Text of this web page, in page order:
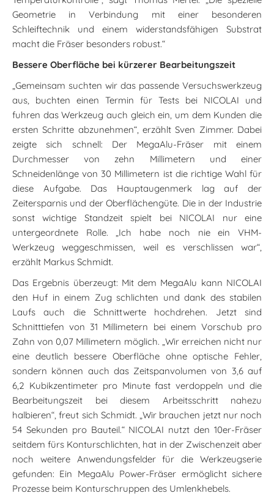
Geometrie in Verbindung mit einer besonderen
Schleiftechnik und einem widerstandsfähigen Substrat
macht die Fräser besonders robust.“
Bessere Oberfläche bei kürzerer Bearbeitungszeit
„Gemeinsam suchten wir das passende Versuchswerkzeug
aus, buchten einen Termin für Tests bei NICOLAI und
fuhren das Werkzeug auch gleich ein, um dem Kunden die
ersten Schritte abzunehmen“, erzählt Sven Zimmer. Dabei
zeigte sich schnell: Der MegaAlu-Fräser mit einem
Durchmesser von zehn Millimetern und einer
Schneidenlänge von 30 Millimetern ist die richtige Wahl für
diese Aufgabe. Das Hauptaugenmerk lag auf der
Zeitersparnis und der Oberflächengüte. Die in der Industrie
sonst wichtige Standzeit spielt bei NICOLAI nur eine
untergeordnete Rolle. „Ich habe noch nie ein VHM-
Werkzeug weggeschmissen, weil es verschlissen war“,
erzählt Markus Schmidt.
Das Ergebnis überzeugt: Mit dem MegaAlu kann NICOLAI
den Huf in einem Zug schlichten und dank des stabilen
Laufs auch die Schnittwerte hochdrehen. Jetzt sind
Schnitttiefen von 31 Millimetern bei einem Vorschub pro
Zahn von 0,07 Millimetern möglich. „Wir erreichen nicht nur
eine deutlich bessere Oberfläche ohne optische Fehler,
sondern können auch das Zeitspanvolumen von 3,6 auf
6,2 Kubikzentimeter pro Minute fast verdoppeln und die
Bearbeitungszeit bei diesem Arbeitsschritt nahezu
halbieren“, freut sich Schmidt. „Wir brauchen jetzt nur noch
54 Sekunden pro Bauteil.“ NICOLAI nutzt den 10er-Fräser
seitdem fürs Konturschlichten, hat in der Zwischenzeit aber
noch weitere Anwendungsfelder für die Werkzeugserie
gefunden: Ein MegaAlu Power-Fräser ermöglicht sichere
Prozesse beim Konturschruppen des Umlenkhebels.